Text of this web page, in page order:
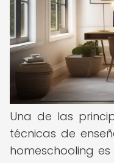
Una de las
técnicas de
homeschooling